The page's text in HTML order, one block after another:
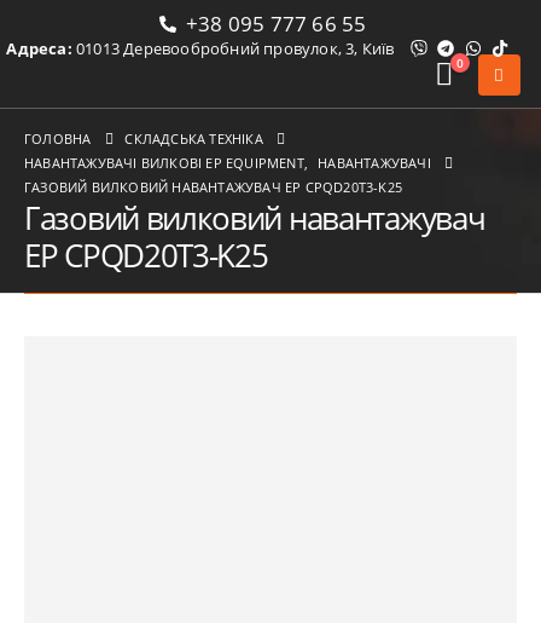
+38 095 777 66 55
Адреса: 01013 Деревообробний провулок, 3, Київ
0
ГОЛОВНА
СКЛАДСЬКА ТЕХНІКА
НАВАНТАЖУВАЧІ ВИЛКОВІ ЕР EQUIPMENT,
НАВАНТАЖУВАЧІ
ГАЗОВИЙ ВИЛКОВИЙ НАВАНТАЖУВАЧ EP CPQD20T3-K25
Газовий вилковий навантажувач
EP CPQD20T3-K25